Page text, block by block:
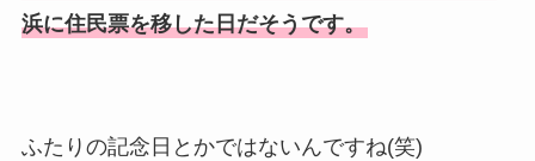
浜に住民票を移した日だそうです。
ふたりの記念日とかではないんですね(笑)